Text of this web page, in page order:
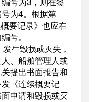
为4。根据第
要记录》也应在
号。
发生毁损或灭失，
、船舶管理人或
提出书面报告和
《连续概要记
申请和毁损或灭